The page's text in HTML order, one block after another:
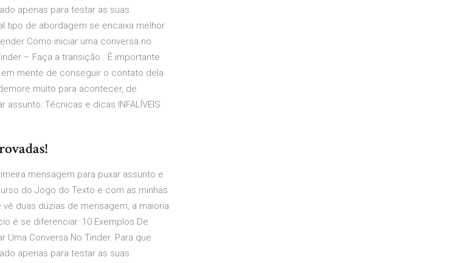
apenas para testar as suas
tipo de abordagem se encaixa melhor
Como iniciar uma conversa no
– Faça a transição . É importante
mente de conseguir o contato dela
muito para acontecer, de
Técnicas e dicas INFALÍVEIS
mensagem para puxar assunto e
do Jogo do Texto e com as minhas
duas dúzias de mensagem, a maioria
é se diferenciar. 10 Exemplos De
Uma Conversa No Tinder. Para que
apenas para testar as suas